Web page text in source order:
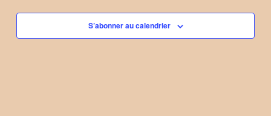
S’abonner au calendrier